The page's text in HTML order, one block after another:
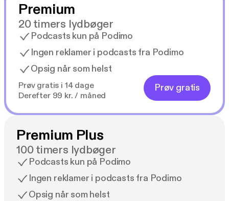
Premium
20 timers lydbøger
Podcasts kun på Podimo
Ingen reklamer i podcasts fra Podimo
Opsig når som helst
Prøv gratis i 14 dage
Derefter 99 kr. / måned
Prøv gratis
Premium Plus
100 timers lydbøger
Podcasts kun på Podimo
Ingen reklamer i podcasts fra Podimo
Opsig når som helst